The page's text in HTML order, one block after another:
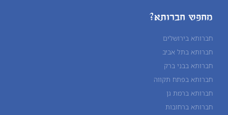
מחפש חברותא?
חברותא בירושלים
חברותא בתל אביב
חברותא בבני ברק
חברותא בפתח תקווה
חברותא ברמת גן
חברותא ברחובות